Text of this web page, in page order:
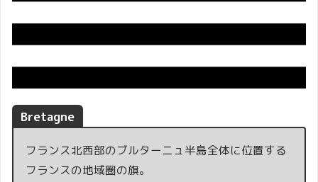
Bretagne
フランス北西部のブルターニュ半島全体に位置する
フランスの地域圏の旗。